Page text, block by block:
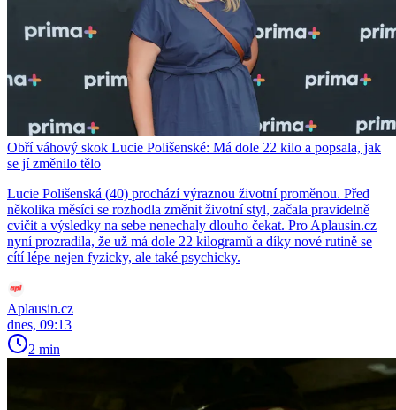
Obří váhový skok Lucie Polišenské: Má dole 22 kilo a popsala, jak
se jí změnilo tělo
Lucie Polišenská (40) prochází výraznou životní proměnou. Před
několika měsíci se rozhodla změnit životní styl, začala pravidelně
cvičit a výsledky na sebe nenechaly dlouho čekat. Pro Aplausin.cz
nyní prozradila, že už má dole 22 kilogramů a díky nové rutině se
cítí lépe nejen fyzicky, ale také psychicky.
Aplausin.cz
dnes, 09:13
2 min